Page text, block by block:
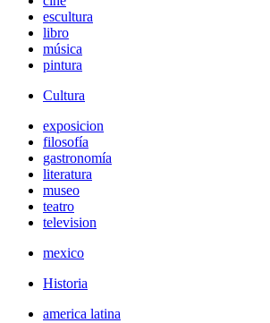
escultura
libro
música
pintura
Cultura
exposicion
filosofía
gastronomía
literatura
museo
teatro
television
mexico
Historia
america latina